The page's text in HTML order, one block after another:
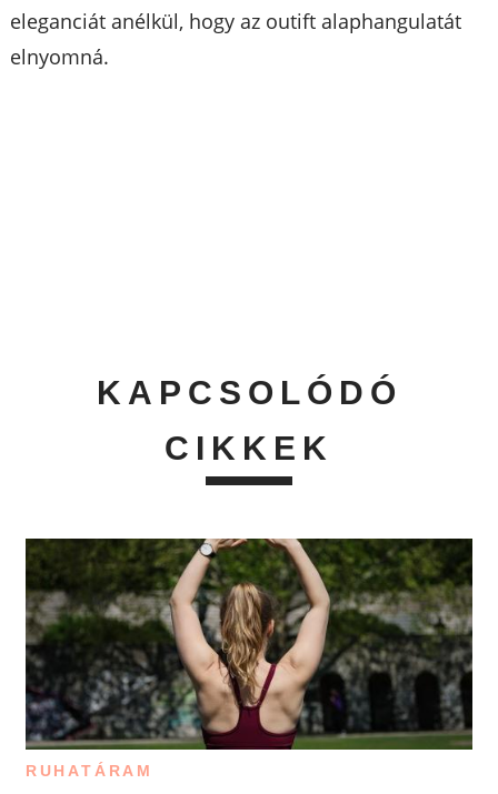
eleganciát anélkül, hogy az outift alaphangulatát
elnyomná.
KAPCSOLÓDÓ
CIKKEK
RUHATÁRAM